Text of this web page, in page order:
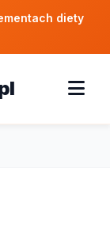
diety